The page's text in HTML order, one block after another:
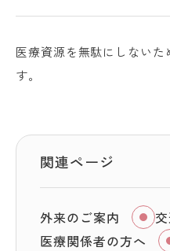
医療資源を無駄にしない
す。
関連ページ
外来のご案内
医療関係者の方へ